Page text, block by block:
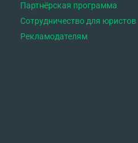
Партнёрская программа
Сотрудничество для юристов
Рекламодателям